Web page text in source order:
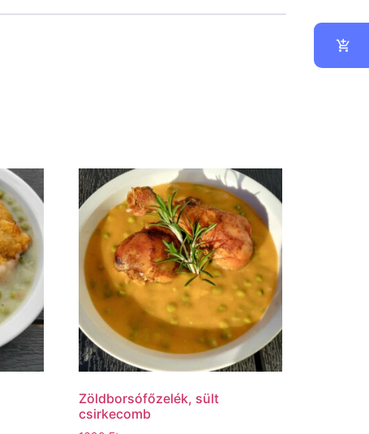
Zöldborsófőzelék, sült
csirkecomb